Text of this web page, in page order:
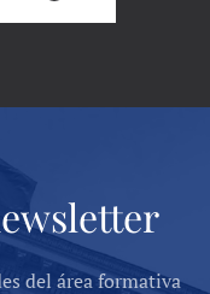
del área formativa